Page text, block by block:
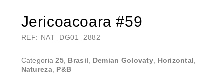
Jericoacoara #59
REF: NAT_DG01_2882
Categoria25, Brasil Demian Golovaty, Horizontal
Natureza, P&B